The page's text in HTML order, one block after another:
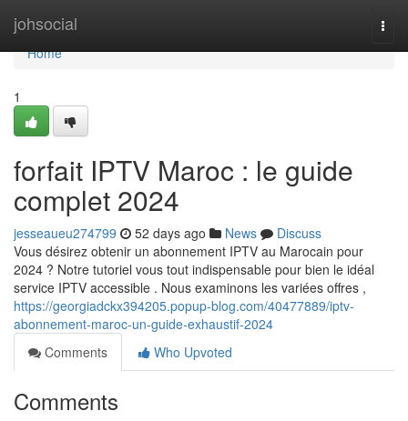
johsocial
Home
Home
1
forfait IPTV Maroc : le guide
complet 2024
jesseaueu274799 52 days ago News
Discuss
Vous désirez obtenir un abonnement IPTV au Marocain pour
2024 ? Notre tutoriel vous tout indispensable pour bien le idéal
service IPTV accessible . Nous examinons les variées offres ,
https://georgiadckx394205.popup-blog.com/40477889/iptv-
abonnement-maroc-un-guide-exhaustif-2024
Comments
Who Upvoted
Comments